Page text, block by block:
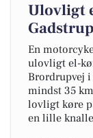
Ulovligt
Gadstrup
En
ulovligt el-
Brordrupvej
mindst 35
lovligt køre
en lille